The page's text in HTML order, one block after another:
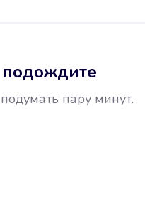
пару минут.